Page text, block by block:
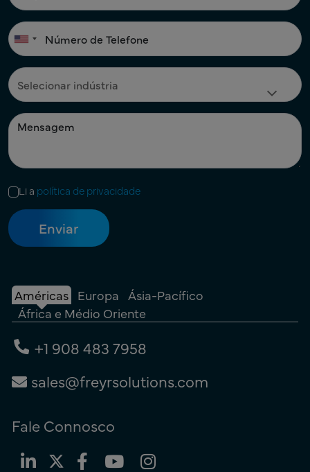
Li a política de privacidade
Américas Europa Ásia-Pacífico
África e Médio Oriente
+1 908 483 7958
sales@freyrsolutions.com
Fale Connosco